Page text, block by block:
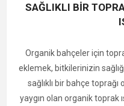
elinizin
Biberiyeli Zeytinyağlı
SAĞLIKLI BİR
Organik bahçeler için
eklemek, bitkilerinizin
sağlıklı bir bahçe
yaygın olan organik toprak